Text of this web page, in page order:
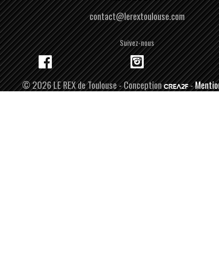
contact@lerextoulouse.com
Suivez-nous
© 2026 LE REX de Toulouse - Conception -